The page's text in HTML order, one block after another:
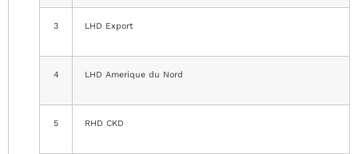
3 LHD Export
4 LHD Amerique du Nord
5 RHD CKD